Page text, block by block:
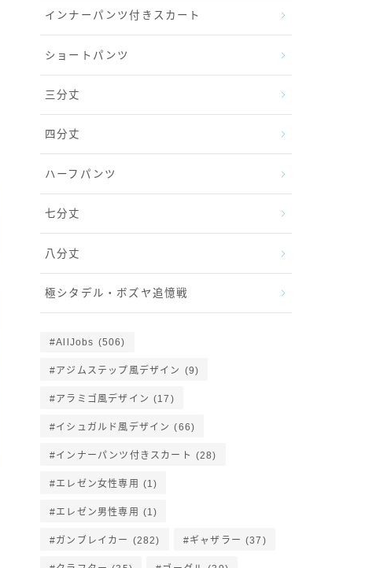
インナーパンツ付きスカート
ショートパンツ
三分丈
四分丈
ハーフパンツ
七分丈
八分丈
極シタデル・ボズヤ追憶戦
AllJobs (506)
アジムステップ風デザイン (9)
アラミゴ風デザイン (17)
イシュガルド風デザイン (66)
インナーパンツ付きスカート (28)
エレゼン女性専用 (1)
エレゼン男性専用 (1)
ガンブレイカー (282) ギャザラー (37)